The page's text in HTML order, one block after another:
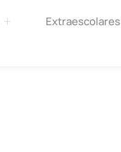
Extraescolares